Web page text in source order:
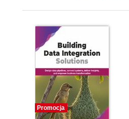
Promocja